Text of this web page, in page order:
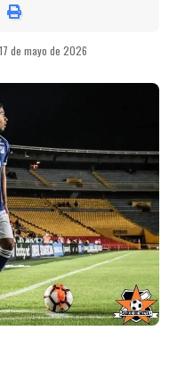
de mayo de 2026